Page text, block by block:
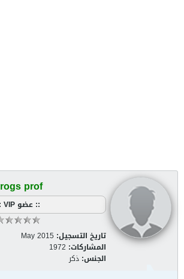
prof
:: عضو VIP ::
تاريخ التسجيل: May 2015
المشاركات: 1972
الجنس: ذكر